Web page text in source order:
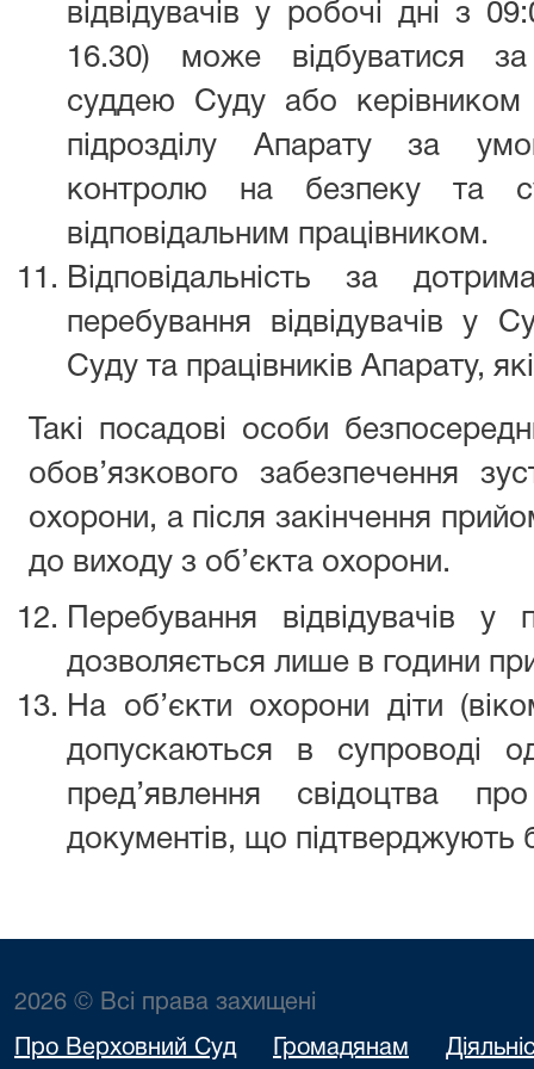
відвідувачів у робочі дні з
16.30) може відбуватися
суддею Суду або керівником
підрозділу Апарату за
контролю на безпеку та
відповідальним працівником.
Відповідальність за
перебування відвідувачів у
Суду та працівників Апарату,
Такі посадові особи
обов’язкового забезпечення
охорони, а після закінчення
до виходу з об’єкта охорони.
Перебування відвідувачів
дозволяється лише в години
На об’єкти охорони діти
допускаються в супроводі
пред’явлення свідоцтва
документів, що підтверджують
2026 © Всі права захищені
Про Верховний Суд Громадянам